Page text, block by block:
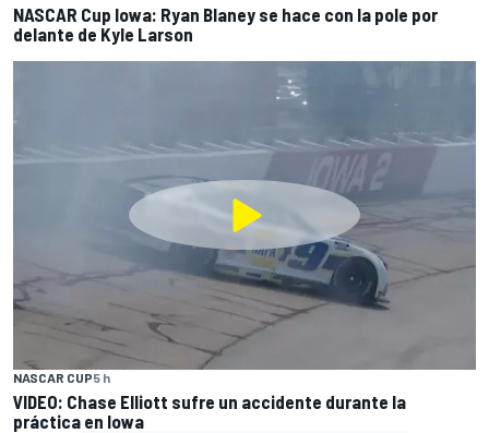
NASCAR Cup Iowa: Ryan Blaney se hace con la pole por
delante de Kyle Larson
NASCAR CUP5 h
VIDEO: Chase Elliott sufre un accidente durante la
práctica en Iowa